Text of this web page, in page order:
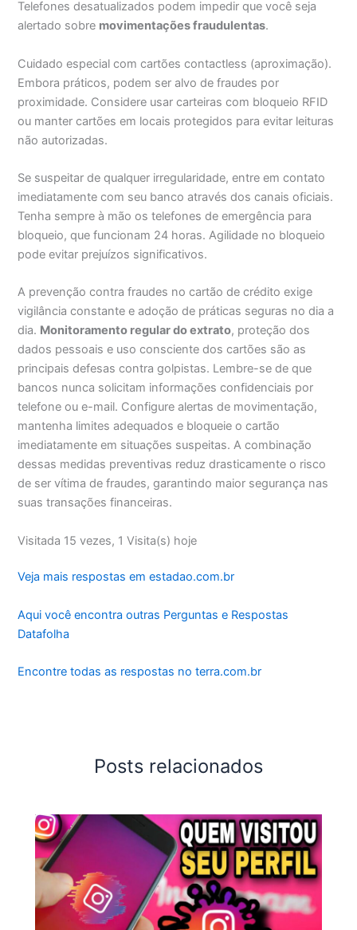
Telefones desatualizados podem impedir que você seja
alertado sobre movimentações fraudulentas.
Cuidado especial com cartões contactless (aproximação).
Embora práticos, podem ser alvo de fraudes por
proximidade. Considere usar carteiras com bloqueio RFID
ou manter cartões em locais protegidos para evitar leituras
não autorizadas.
Se suspeitar de qualquer irregularidade, entre em contato
imediatamente com seu banco através dos canais oficiais.
Tenha sempre à mão os telefones de emergência para
bloqueio, que funcionam 24 horas. Agilidade no bloqueio
pode evitar prejuízos significativos.
A prevenção contra fraudes no cartão de crédito exige
vigilância constante e adoção de práticas seguras no dia a
dia. Monitoramento regular do extrato, proteção dos
dados pessoais e uso consciente dos cartões são as
principais defesas contra golpistas. Lembre-se de que
bancos nunca solicitam informações confidenciais por
telefone ou e-mail. Configure alertas de movimentação,
mantenha limites adequados e bloqueie o cartão
imediatamente em situações suspeitas. A combinação
dessas medidas preventivas reduz drasticamente o risco
de ser vítima de fraudes, garantindo maior segurança nas
suas transações financeiras.
Visitada 15 vezes, 1 Visita(s) hoje
Veja mais respostas em estadao.com.br
Aqui você encontra outras Perguntas e Respostas
Datafolha
Encontre todas as respostas no terra.com.br
Posts relacionados